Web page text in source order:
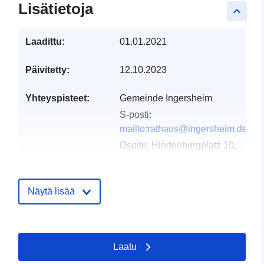
keyboard_arrow_up
Lisätietoja
Laadittu: 01.01.2021
Päivitetty: 12.10.2023
Yhteyspisteet:
Gemeinde Ingersheim
S-posti:
mailto:rathaus@ingersheim.de
Osoite: Hindenburgplatz 10,
Luetteloluetteloa
Lisätty dataan.europa.eu: 21
February 2026
Näytä lisää
Laatu